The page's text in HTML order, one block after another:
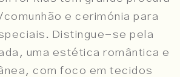
e cerimónia para
Distingue-se pela
uma estética romântica e
com foco em tecidos